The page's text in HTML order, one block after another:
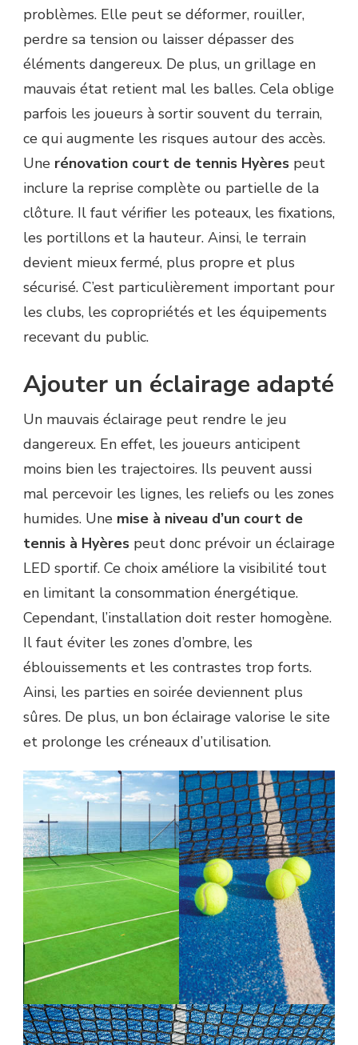
problèmes. Elle peut se déformer, rouiller,
perdre sa tension ou laisser dépasser des
éléments dangereux. De plus, un grillage en
mauvais état retient mal les balles. Cela oblige
parfois les joueurs à sortir souvent du terrain,
ce qui augmente les risques autour des accès.
Une rénovation court de tennis Hyères peut
inclure la reprise complète ou partielle de la
clôture. Il faut vérifier les poteaux, les fixations,
les portillons et la hauteur. Ainsi, le terrain
devient mieux fermé, plus propre et plus
sécurisé. C’est particulièrement important pour
les clubs, les copropriétés et les équipements
recevant du public.
Ajouter un éclairage adapté
Un mauvais éclairage peut rendre le jeu
dangereux. En effet, les joueurs anticipent
moins bien les trajectoires. Ils peuvent aussi
mal percevoir les lignes, les reliefs ou les zones
humides. Une mise à niveau d’un court de
tennis à Hyères peut donc prévoir un éclairage
LED sportif. Ce choix améliore la visibilité tout
en limitant la consommation énergétique.
Cependant, l’installation doit rester homogène.
Il faut éviter les zones d’ombre, les
éblouissements et les contrastes trop forts.
Ainsi, les parties en soirée deviennent plus
sûres. De plus, un bon éclairage valorise le site
et prolonge les créneaux d’utilisation.